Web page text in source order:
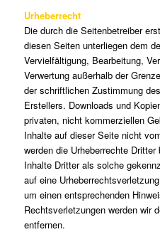
Urheberrecht
Die durch die Seitenbetreiber
diesen Seiten unterliegen dem
Vervielfältigung, Bearbeitung,
Verwertung außerhalb der
der schriftlichen Zustimmung
Erstellers. Downloads und
privaten, nicht kommerziellen
Inhalte auf dieser Seite nicht
werden die Urheberrechte
Inhalte Dritter als solche
auf eine
um einen entsprechenden
Rechtsverletzungen werden wir
entfernen.